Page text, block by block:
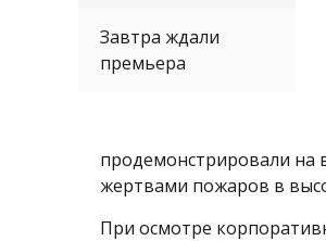
Завтра ждали
премьера
продемонстрировали на
жертвами пожаров в
При осмотре